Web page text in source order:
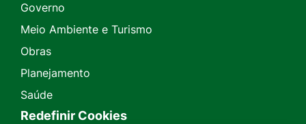
Governo
Meio Ambiente e Turismo
Obras
Planejamento
Saúde
Redefinir Cookies